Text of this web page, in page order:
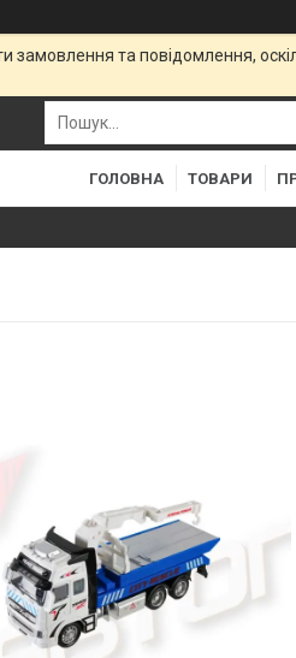
та повідомлення,
ГОЛОВНА ТОВАРИ